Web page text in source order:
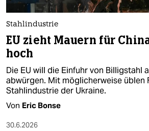
Stahlindustrie
EU zieht Mauern für
hoch
Die EU will die Einfuhr von Billigstahl
abwürgen. Mit möglicherweise üblen
Stahlindustrie der Ukraine.
Von Eric Bonse
30.6.2026